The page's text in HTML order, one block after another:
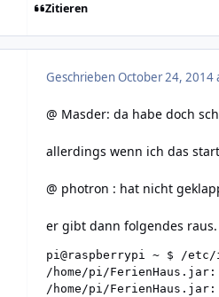
Zitieren
GeschriebenOctober 24, 2014
@ Masder: da habe doch
allerdings wenn ich das
@ photron : hat nicht
er gibt dann folgendes raus.
pi@raspberrypi ~ $ /
/home/pi/
/home/pi/